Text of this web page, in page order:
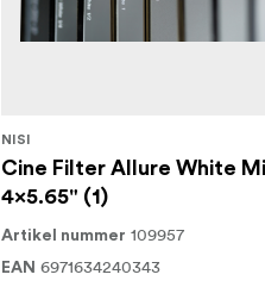
NISI
Cine Filter Allure White
4x5.65" (1)
Artikel nummer 109957
EAN 6971634240343